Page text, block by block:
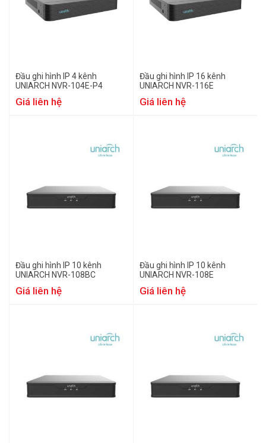
Đầu ghi hình IP 4 kênh
UNIARCH NVR-104E-P4
Giá liên hệ
Đầu ghi hình IP 16 kênh
UNIARCH NVR-116E
Giá liên hệ
Đầu ghi hình IP 10 kênh
UNIARCH NVR-108BC
Giá liên hệ
Đầu ghi hình IP 10 kênh
UNIARCH NVR-108E
Giá liên hệ